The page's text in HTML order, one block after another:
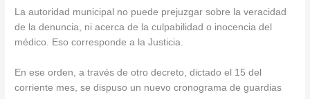
La autoridad municipal no puede prejuzgar sobre la veracidad
de la denuncia, ni acerca de la culpabilidad o inocencia del
médico. Eso corresponde a la Justicia.
En ese orden, a través de otro decreto, dictado el 15 del
corriente mes, se dispuso un nuevo cronograma de guardias